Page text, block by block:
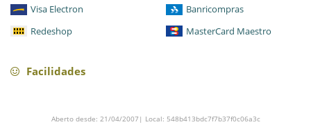
Visa Electron
Banricompras
Redeshop
MasterCard Maestro
Facilidades
Aberto desde: 21/04/2007| Local: 548b413bdc7f7b37f0c06a3c